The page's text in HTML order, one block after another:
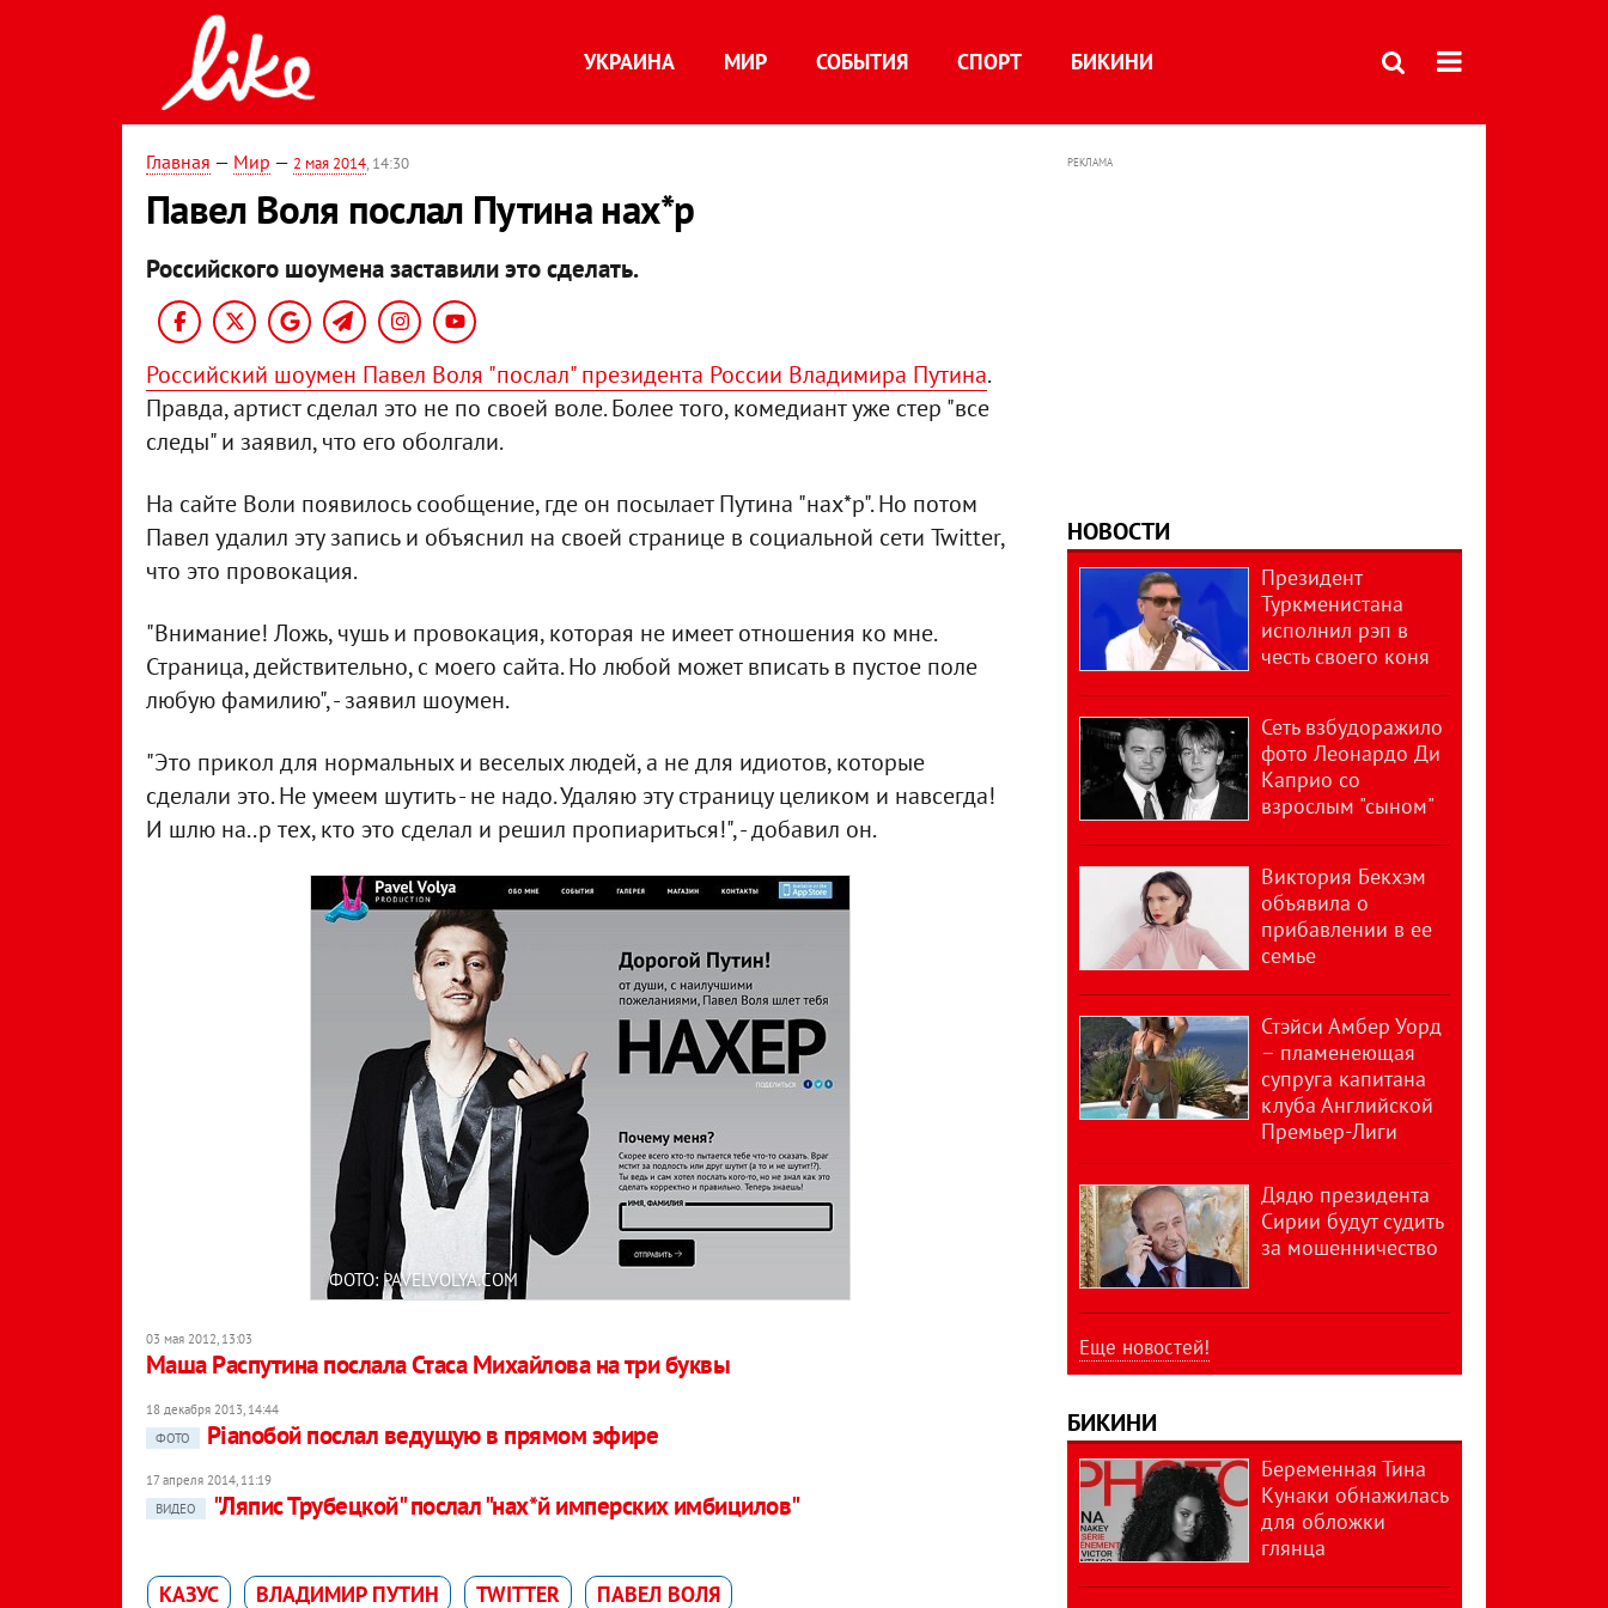
УКРАИНА МИР СОБЫТИЯ СПОРТ БИКИНИ
Главная — Мир — 2 мая 2014, 14:30
Павел Воля послал Путина нах*р
Российского шоумена заставили это сделать.
Российский шоумен Павел Воля "послал" президента России Владимира Путина.
Правда, артист сделал это не по своей воле. Более того, комедиант уже стер "все
следы" и заявил, что его оболгали.
На сайте Воли появилось сообщение, где он посылает Путина "нах*р". Но потом
Павел удалил эту запись и объяснил на своей странице в социальной сети Twitter,
что это провокация.
"Внимание! Ложь, чушь и провокация, которая не имеет отношения ко мне.
Страница, действительно, с моего сайта. Но любой может вписать в пустое поле
любую фамилию", - заявил шоумен.
"Это прикол для нормальных и веселых людей, а не для идиотов, которые
сделали это. Не умеем шутить - не надо. Удаляю эту страницу целиком и навсегда!
И шлю на..р тех, кто это сделал и решил пропиариться!", - добавил он.
ФОТО: PAVELVOLYA.COM
03 мая 2012, 13:03
Маша Распутина послала Стаса Михайлова на три буквы
18 декабря 2013, 14:44
ФОТО
Pianoбой послал ведущую в прямом эфире
17 апреля 2014, 11:19
ВИДЕО
"Ляпис Трубецкой" послал "нах*й имперских имбицилов"
КАЗУС ВЛАДИМИР ПУТИН TWITTER ПАВЕЛ ВОЛЯ
РЕКЛАМА
НОВОСТИ
Президент
Туркменистана
исполнил рэп в
честь своего коня
Сеть взбудоражило
фото Леонардо Ди
Каприо со
взрослым "сыном"
Виктория Бекхэм
объявила о
прибавлении в ее
семье
Стэйси Амбер Уорд
– пламенеющая
супруга капитана
клуба Английской
Премьер-Лиги
Дядю президента
Сирии будут судить
за мошенничество
Еще новостей!
БИКИНИ
Беременная Тина
Кунаки обнажилась
для обложки
глянца